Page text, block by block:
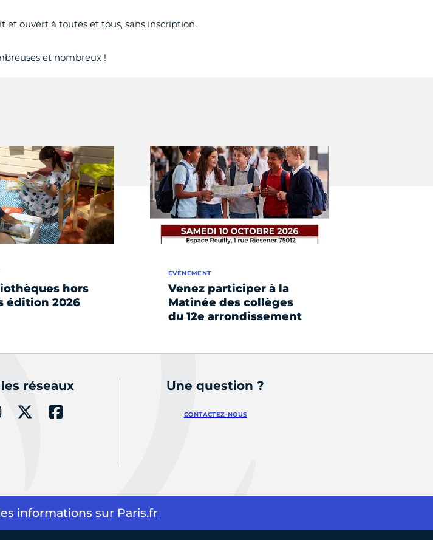
et ouvert à toutes et tous, sans inscription.
et nombreux !
hors
édition 2026
Venez participer à la
Matinée des collèges
du 12e arrondissement
ÉVÈNEMENT
réseaux Une question ?
CONTACTEZ-NOUS
informations sur Paris.fr